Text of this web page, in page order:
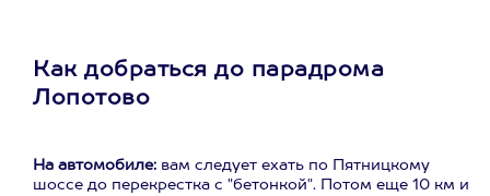
Как добраться до парадрома
Лопотово
На автомобиле: вам следует ехать по Пятницкому
шоссе до перекрестка с "бетонкой". Потом еще 10 км и